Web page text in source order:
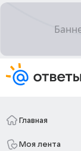
Главная
Моя лента